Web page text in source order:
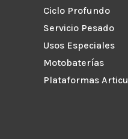
Ciclo Profundo
Servicio Pesado
Usos Especiales
Motobaterías
Plataformas